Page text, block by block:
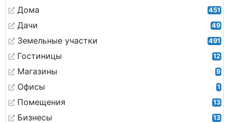
Дома 451
Дачи 49
Земельные участки 491
Гостиницы 12
Магазины 9
Офисы 1
Помещения 13
Бизнесы 13